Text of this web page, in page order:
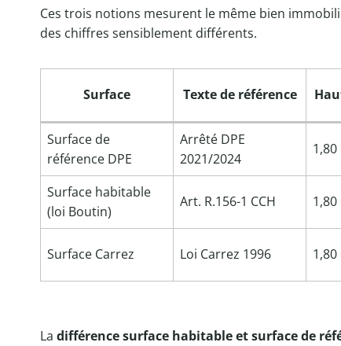
Ces trois notions mesurent le même bien
des chiffres sensiblement différents.
Surface Texte de référence
Surface de
référence DPE
Arrêté DPE
2021/2024
1,80
Surface habitable
(loi Boutin)
Art. R.156-1 CCH 1,80
Surface Carrez Loi Carrez 1996 1,80
La différence surface habitable et surface de